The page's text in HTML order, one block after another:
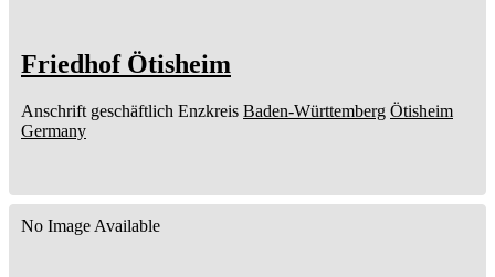
Friedhof Ötisheim
Anschrift geschäftlich Enzkreis Baden-Württemberg Ötisheim
Germany
No Image Available